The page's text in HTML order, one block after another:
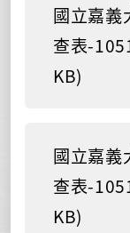
國立嘉義
查表-
KB)
國立嘉義
查表-
KB)